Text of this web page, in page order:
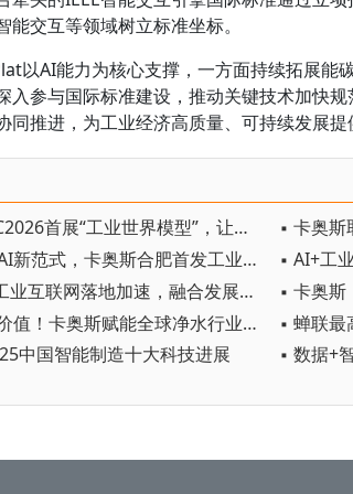
能交互等领域树立标准坐标。
以AI能力为核心支撑，一方面持续拓展能
入参与国际标准建设，推动关键技术加快
同推进，为工业经济高质量、可持续发展提
▪ 卡奥斯WAIC2026首展“工业世界模型”，让AI真正“走进车间”
▪ 数智碳融合AI新范式，卡奥斯合肥首发工业智能体集群
▪ 卡奥斯 AI+工业互联网落地加速，融合发展开新局
▪ AI创造用户价值！卡奥斯赋能全球净水行业首座“灯塔”
中国智能制造十大科技进展